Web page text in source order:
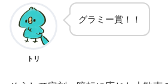
トリ
グラミー賞！！